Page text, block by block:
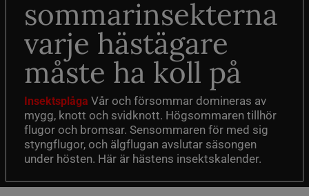
sommarinsekterna
varje hästägare
måste ha koll på
Insektsplåga Vår och försommar domineras av
mygg, knott och svidknott. Högsommaren tillhör
flugor och bromsar. Sensommaren för med sig
styngflugor, och älgflugan avslutar säsongen
under hösten. Här är hästens insektskalender.